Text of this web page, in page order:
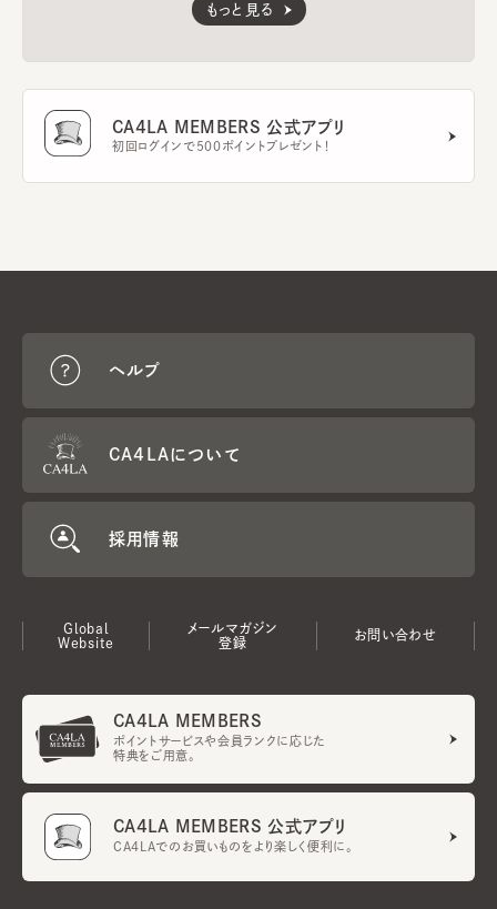
もっと見る
CA4LA MEMBERS 公式アプリ
初回ログインで500ポイントプレゼント！
ヘルプ
CA4LAについて
採用情報
Global
Website
メールマガジン
登録
お問い合わせ
CA4LA MEMBERS
ポイントサービスや会員ランクに応じた
特典をご用意。
CA4LA MEMBERS 公式アプリ
CA4LAでのお買いものをより楽しく便利に。